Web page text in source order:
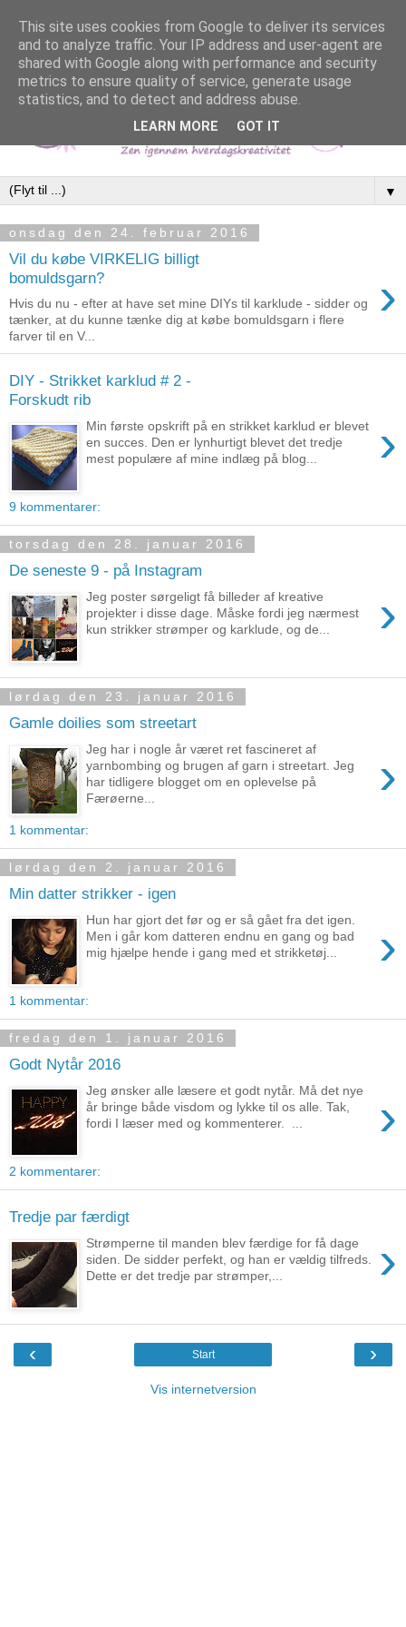
▼
onsdag den 24. februar 2016
Vil du købe VIRKELIG billigt
bomuldsgarn?
›
Hvis du nu - efter at have set mine DIYs til karklude - sidder og
tænker, at du kunne tænke dig at købe bomuldsgarn i flere
farver til en V...
DIY - Strikket karklud # 2 -
Forskudt rib
›
Min første opskrift på en strikket karklud er blevet
en succes. Den er lynhurtigt blevet det tredje
mest populære af mine indlæg på blog...
9 kommentarer:
torsdag den 28. januar 2016
De seneste 9 - på Instagram
›
Jeg poster sørgeligt få billeder af kreative
projekter i disse dage. Måske fordi jeg nærmest
kun strikker strømper og karklude, og de...
lørdag den 23. januar 2016
Gamle doilies som streetart
›
Jeg har i nogle år været ret fascineret af
yarnbombing og brugen af garn i streetart. Jeg
har tidligere blogget om en oplevelse på
Færøerne...
1 kommentar:
lørdag den 2. januar 2016
Min datter strikker - igen
›
Hun har gjort det før og er så gået fra det igen.
Men i går kom datteren endnu en gang og bad
mig hjælpe hende i gang med et strikketøj...
1 kommentar:
fredag den 1. januar 2016
Godt Nytår 2016
›
Jeg ønsker alle læsere et godt nytår. Må det nye
år bringe både visdom og lykke til os alle. Tak,
fordi I læser med og kommenterer. ...
2 kommentarer:
Tredje par færdigt
›
Strømperne til manden blev færdige for få dage
siden. De sidder perfekt, og han er vældig tilfreds.
Dette er det tredje par strømper,...
‹ ›
Start
Vis internetversion
This site uses cookies from Google to deliver its services
and to analyze traffic. Your IP address and user-agent are
shared with Google along with performance and security
metrics to ensure quality of service, generate usage
statistics, and to detect and address abuse.
LEARN MORE GOT IT